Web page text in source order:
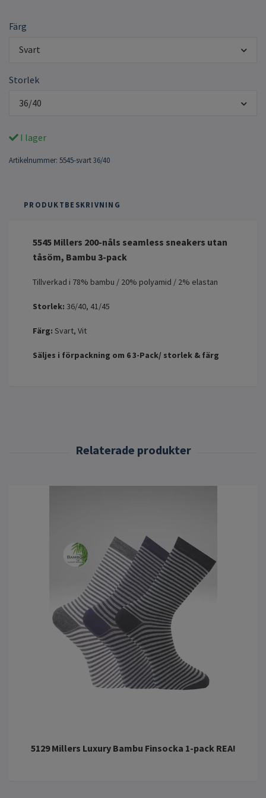
Färg
Svart
Storlek
36/40
I lager
Artikelnummer: 5545-svart 36/40
PRODUKTBESKRIVNING
5545 Millers 200-nåls seamless sneakers utan
tåsöm, Bambu 3-pack
Tillverkad i 78% bambu / 20% polyamid / 2% elastan
Storlek: 36/40, 41/45
Färg: Svart, Vit
Säljes i förpackning om 6 3-Pack/ storlek & färg
5129 Millers Luxury Bambu Finsocka 1-pack REA!